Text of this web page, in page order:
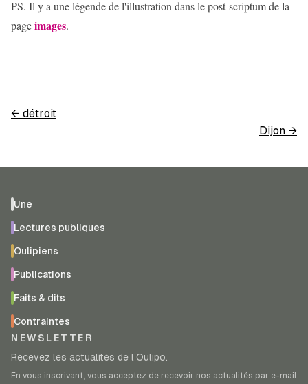
PS. Il y a une légende de l'illustration dans le post-scriptum de la
pageimages.
← détroit
Dijon →
Une
Lectures publiques
Oulipiens
Publications
Faits & dits
Contraintes
NEWSLETTER
Recevez les actualités de l’Oulipo.
En vous inscrivant, vous acceptez de recevoir nos actualités par e-mail